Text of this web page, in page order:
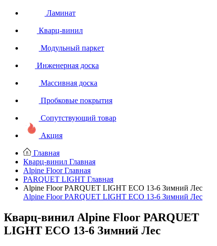
Ламинат
Кварц-винил
Модульный паркет
Инженерная доска
Массивная доска
Пробковые покрытия
Сопутствующий товар
Акция
Главная
Кварц-винил Главная
Alpine FloorГлавная
PARQUET LIGHT Главная
Alpine Floor PARQUET LIGHT ЕСО 13-6 Зимний Лес
Alpine Floor PARQUET LIGHT ЕСО 13-6 Зимний Лес
Кварц-винил Alpine Floor PARQUET
LIGHT ЕСО 13-6 Зимний Лес